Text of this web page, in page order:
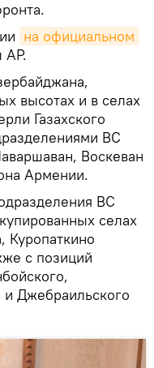
на официальном
АР.
высотах и в селах
Газахского
ВС
Воскеван
Армении.
ВС
селах
Куропаткино
с позиций
и Джебраильского